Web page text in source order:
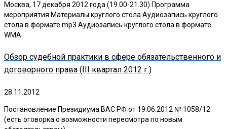
Москва, 17 декабря 2012 года (19.00-21.30) Программа
мероприятия Материалы круглого стола Аудиозапись круглого
стола в формате mp3 Аудиозапись круглого стола в формате
WMA
Обзор судебной практики в сфере обязательственного и
договорного права (III квартал 2012 г.)
28.11.2012
Постановление Президиума ВАС РФ от 19.06.2012 № 1058/12
(есть оговорка о возможности пересмотра по новым